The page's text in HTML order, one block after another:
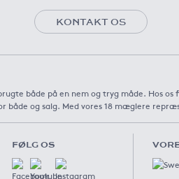
KONTAKT OS
både på en nem og tryg måde. Hos
både og salg. Med vores 18 mæglere
FØLG OS